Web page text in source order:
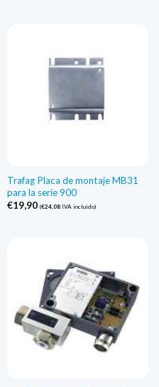
Trafag Placa de montaje MB31
para la serie 900
€19,90 (€24,08IVA incluido)